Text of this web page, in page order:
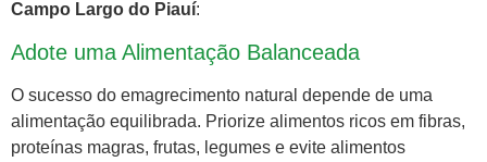
Campo Largo do Piauí:
Adote uma Alimentação Balanceada
O sucesso do emagrecimento natural depende de uma
alimentação equilibrada. Priorize alimentos ricos em fibras,
proteínas magras, frutas, legumes e evite alimentos